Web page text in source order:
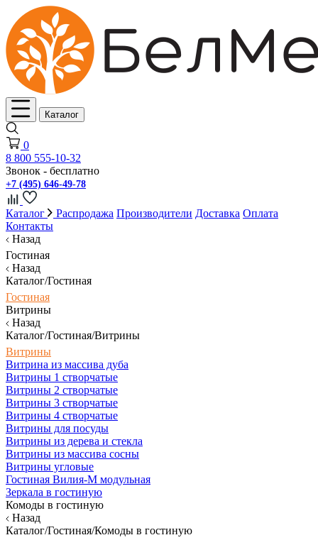
Каталог
0
8 800 555-10-32
Звонок - бесплатно
+7 (495) 646-49-78
Каталог Распродажа Производители Доставка Оплата
Контакты
Назад
Гостиная
Назад
Каталог/Гостиная
Гостиная
Витрины
Назад
Каталог/Гостиная/Витрины
Витрины
Витрина из массива дуба
Витрины 1 створчатые
Витрины 2 створчатые
Витрины 3 створчатые
Витрины 4 створчатые
Витрины для посуды
Витрины из дерева и стекла
Витрины из массива сосны
Витрины угловые
Гостиная Вилия-М модульная
Зеркала в гостиную
Комоды в гостиную
Назад
Каталог/Гостиная/Комоды в гостиную